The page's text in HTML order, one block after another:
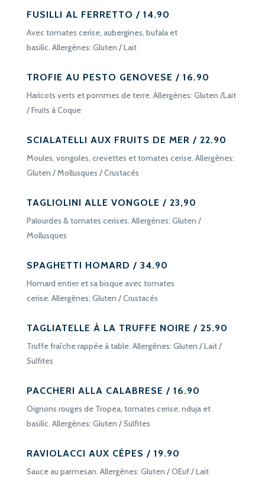
FUSILLI AL FERRETTO / 14.90
Avec tomates cerise, aubergines, bufala et
basilic. Allergènes: Gluten / Lait
TROFIE AU PESTO GENOVESE / 16.90
Haricots verts et pommes de terre. Allergènes: Gluten /Lait
/ Fruits à Coque
SCIALATELLI AUX FRUITS DE MER / 22.90
Moules, vongoles, crevettes et tomates cerise. Allergènes:
Gluten / Mollusques / Crustacés
TAGLIOLINI ALLE VONGOLE / 23,90
Palourdes & tomates cerises. Allergènes: Gluten /
Mollusques
SPAGHETTI HOMARD / 34.90
Homard entier et sa bisque avec tomates
cerise. Allergènes: Gluten / Crustacés
TAGLIATELLE À LA TRUFFE NOIRE / 25.90
Truffe fraîche rappée à table. Allergènes: Gluten / Lait /
Sulfites
PACCHERI ALLA CALABRESE / 16.90
Oignons rouges de Tropea, tomates cerise, nduja et
basilic. Allergènes: Gluten / Sulfites
RAVIOLACCI AUX CÉPES / 19.90
Sauce au parmesan. Allergènes: Gluten / OEuf / Lait